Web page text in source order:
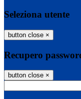
Seleziona utente
button close ×
Recupero
button close ×